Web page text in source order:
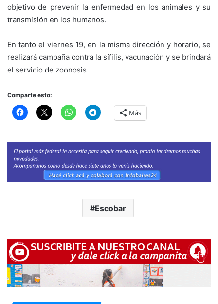
objetivo de prevenir la enfermedad en los animales y su
transmisión en los humanos.
En tanto el viernes 19, en la misma dirección y horario, se
realizará campaña contra la sífilis, vacunación y se brindará
el servicio de zoonosis.
Comparte esto:
Más
Escobar